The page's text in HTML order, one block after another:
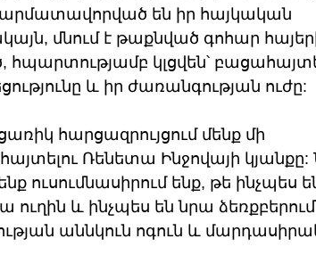
արմատավորված են իր հայկական
մնում է թաքնված գոհար
կլցվեն՝
և իր ժառանգության ուժը:
հարցազրույցում մենք մի
Ռենետա Ինջովայի
ուսումնասիրում ենք, թե ինչպես
և ինչպես են նրա
աննկուն ոգուն և